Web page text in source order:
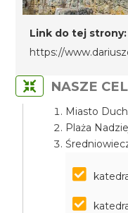
Link do tej strony:
https://
NASZE
Miasto
Plaża